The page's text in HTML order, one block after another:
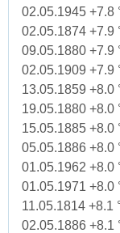
02.05.1945 +7.8
02.05.1874 +7.9
09.05.1880 +7.9
02.05.1909 +7.9
13.05.1859 +8.0
19.05.1880 +8.0
15.05.1885 +8.0
05.05.1886 +8.0
01.05.1962 +8.0
01.05.1971 +8.0
11.05.1814 +8.1
02.05.1886 +8.1